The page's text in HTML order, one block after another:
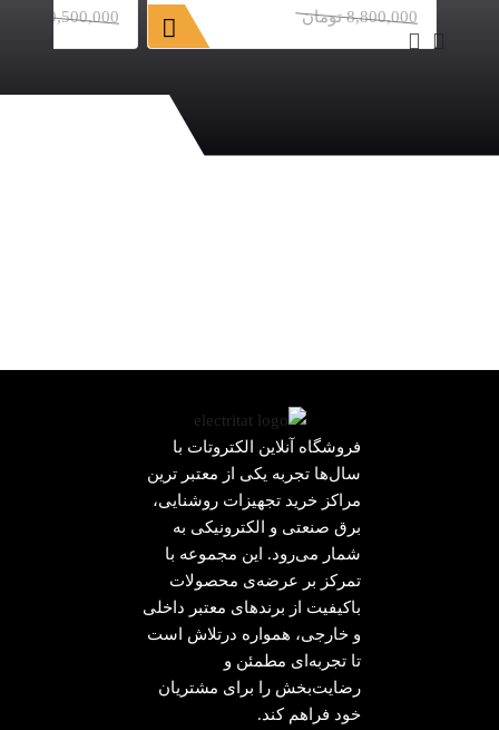
8,800,000 تومان
9,500,000
فروشگاه آنلاین الکتروتات با
سال‌ها تجربه یکی از معتبر ترین
مراکز خرید تجهیزات روشنایی،
برق صنعتی و الکترونیکی به
شمار می‌رود. این مجموعه با
تمرکز بر عرضه‌ی محصولات
باکیفیت از برندهای معتبر داخلی
و خارجی، همواره درتلاش است
تا تجربه‌ای مطمئن و
رضایت‌بخش را برای مشتریان
خود فراهم کند.